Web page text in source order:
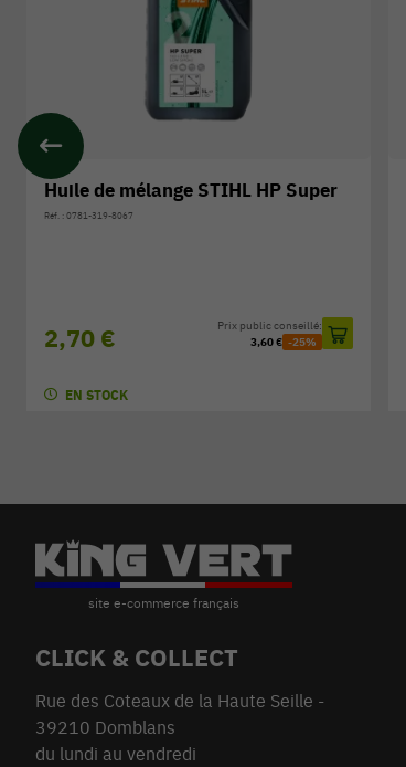
Huile de mélange STIHL HP Super
Réf. : 0781-319-8067
2,70 €
Prix public conseillé:
3,60 € -25%
EN STOCK
CLICK & COLLECT
Rue des Coteaux de la Haute Seille -
39210 Domblans
du lundi au vendredi